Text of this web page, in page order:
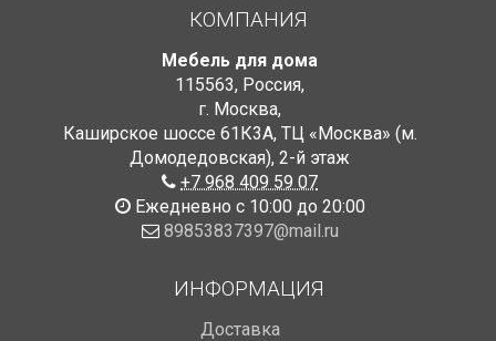
КОМПАНИЯ
Мебель для дома
115563, Россия,
г. Москва,
Каширское шоссе 61К3А, ТЦ «Москва» (м.
Домодедовская), 2-й этаж
+7 968 409 59 07
Ежедневно с 10:00 до 20:00
89853837397@mail.ru
ИНФОРМАЦИЯ
Доставка